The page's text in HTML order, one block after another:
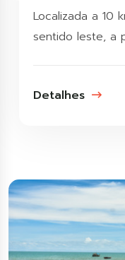
Localizada a 10
sentido leste, a
Detalhes